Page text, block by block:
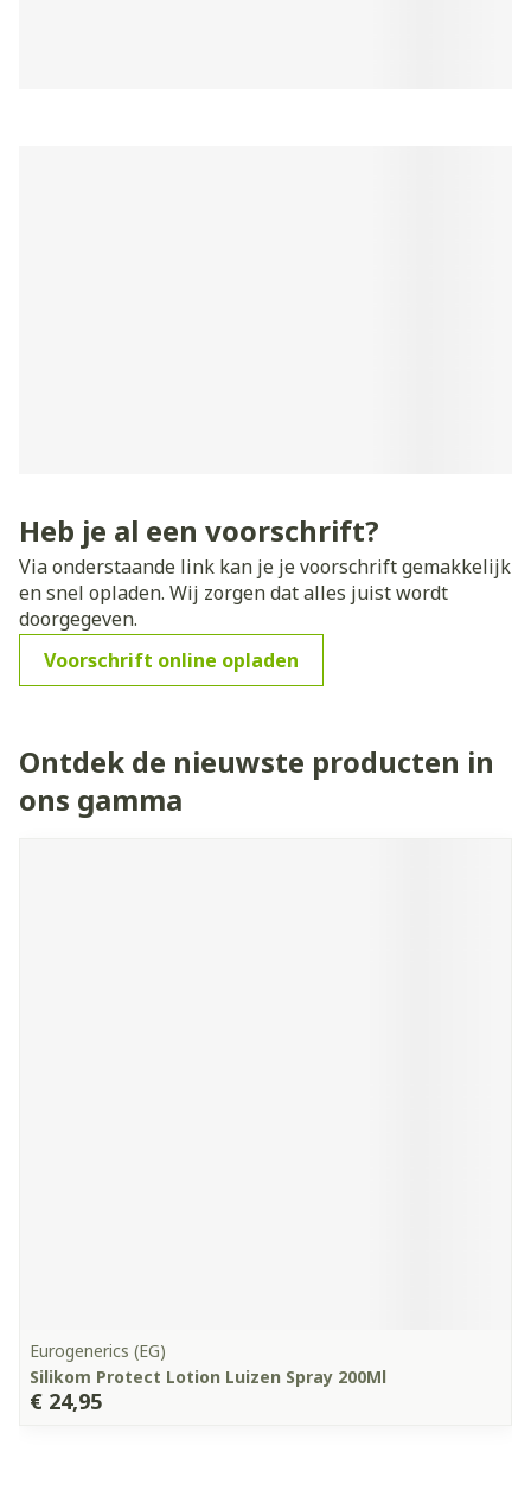
Heb je al een voorschrift?
Via onderstaande link kan je je voorschrift gemakkelijk
en snel opladen. Wij zorgen dat alles juist wordt
doorgegeven.
Voorschrift online opladen
Ontdek de nieuwste producten in
ons gamma
Eurogenerics (EG)
Silikom Protect Lotion Luizen Spray 200Ml
€ 24,95